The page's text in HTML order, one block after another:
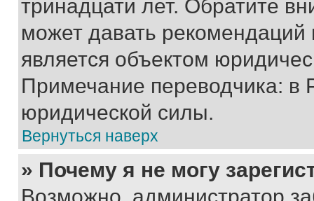
тринадцати лет. Обратите
может давать
является объектом
Примечание переводчика: в
юридической силы.
Вернуться наверх
» Почему я не могу